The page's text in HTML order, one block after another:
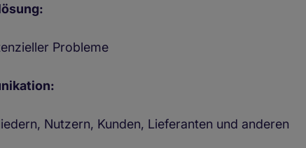
Probleme
Nutzern, Kunden, Lieferanten und anderen